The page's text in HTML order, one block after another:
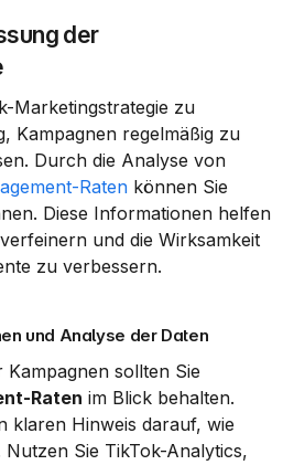
der
Marketingstrategie zu
Kampagnen regelmäßig zu
Durch die Analyse von
Raten können Sie
Diese Informationen helfen
und die Wirksamkeit
zu verbessern.
und Analyse der Daten
sollten Sie
Raten im Blick behalten.
klaren Hinweis darauf, wie
Sie TikTok-Analytics,